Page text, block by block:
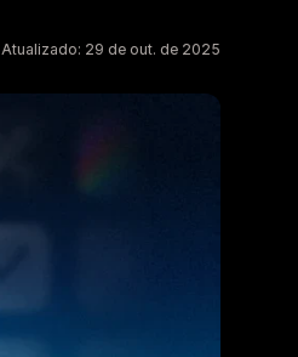
Atualizado: 29 de out. de 2025